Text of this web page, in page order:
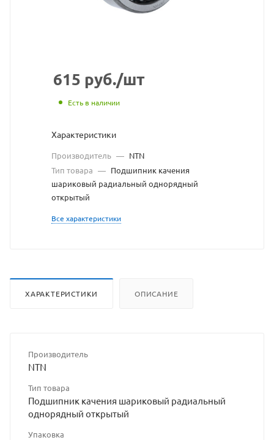
615 руб./шт
Есть в наличии
Характеристики
Производитель — NTN
Тип товара — Подшипник качения
шариковый радиальный однорядный
открытый
Все характеристики
ХАРАКТЕРИСТИКИ ОПИСАНИЕ
Производитель
NTN
Тип товара
Подшипник качения шариковый радиальный
однорядный открытый
Упаковка